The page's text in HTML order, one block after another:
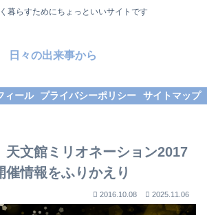
暮らすためにちょっといいサイトです
日々の出来事から
ィール プライバシーポリシー サイトマップ
天文館ミリオネーション2017
催情報をふりかえり
2016.10.08 2025.11.06